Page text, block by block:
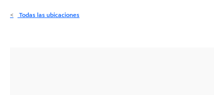
Todas las ubicaciones